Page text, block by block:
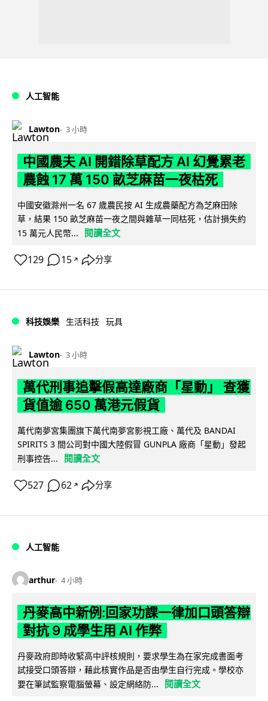
人工智能
Lawton 3 小時
中國農夫 AI 開錯除草配方 AI 幻覺累老
農蝕 17 萬 150 畝芝麻苗一夜枯死
中國安徽滁州一名 67 歲農民按 AI 生成農藥配方為芝麻田除
草，結果 150 畝芝麻苗一夜之間與雜草一同枯死，估計損失約
15 萬元人民幣...
閱讀全文
129 15 ↗ 分享
科技娛樂 生活科技 玩具
Lawton 3 小時
萬代刑事追擊假高達廠商「星動」 查獲
貨值逾 650 萬港元假貨
萬代南夢宮集團旗下萬代南夢宮影視工廠、萬代及 BANDAI
SPIRITS 3 間公司對中國大陸假冒 GUNPLA 廠商「星動」發起
刑事控告...
閱讀全文
527 62 ↗ 分享
人工智能
arthur 4 小時
丹麥高中新例:回家功課一律加口頭答辯
對抗 9 成學生用 AI 作弊
丹麥政府即時收緊高中評核規則，要求學生為在家完成書面考
試接受口頭答辯，藉此核實作品是否由學生自行完成。學校亦
要在筆試監察電腦螢幕、設定網絡防...
閱讀全文